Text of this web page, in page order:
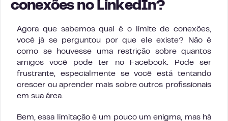
conexões no LinkedIn?
Agora que sabemos qual é o limite de conexões,
você já se perguntou por que ele existe? Não é
como se houvesse uma restrição sobre quantos
amigos você pode ter no Facebook. Pode ser
frustrante, especialmente se você está tentando
crescer ou aprender mais sobre outros profissionais
em sua área.
Bem, essa limitação é um pouco um enigma, mas há